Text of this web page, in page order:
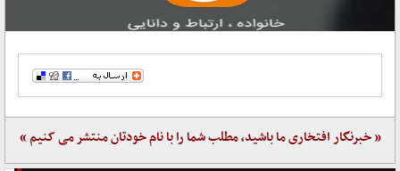
« خبرنگار افتخاری ما باشید، مطلب شما را با نام خودتان منتشر می کنیم »